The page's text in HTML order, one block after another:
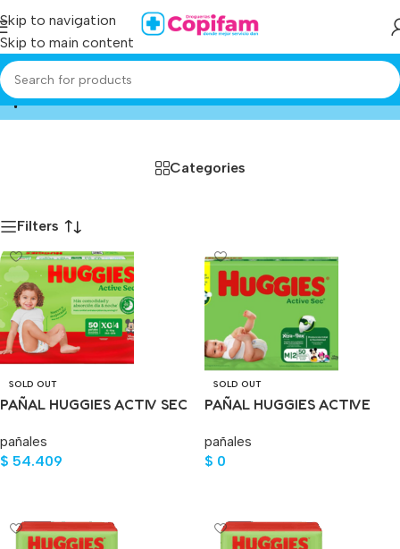
Skip to navigation
Skip to main content
pañalesHome/Producto
Categories
Filters
SOLD OUT
PAÑAL HUGGIES ACTIV SEC
pañales
$ 54.409
SOLD OUT
PAÑAL HUGGIES ACTIVE
pañales
$ 0